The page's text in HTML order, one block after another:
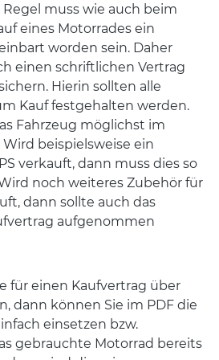
Regel muss wie auch beim
eines Motorrades ein
worden sein. Daher
einen schriftlichen Vertrag
Hierin sollten alle
Kauf festgehalten werden.
Fahrzeug möglichst im
beispielsweise ein
verkauft, dann muss dies so
noch weiteres Zubehör für
dann sollte auch das
aufgenommen
für einen Kaufvertrag über
dann können Sie im PDF die
einsetzen bzw.
gebrauchte Motorrad bereits